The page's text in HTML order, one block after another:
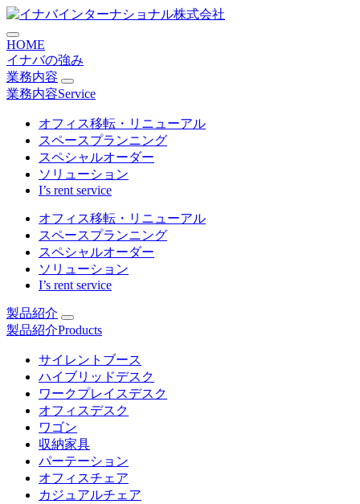
オフィスチェアSCIチェア
コ
ン
テ
ン
ツ
に
HOME
イナバの強み
業務内容
業務内容Service
オフィス移転・リニューアル
スペースプランニング
スペシャルオーダー
ソリューション
I’s rent service
オフィス移転・リニューアル
スペースプランニング
スペシャルオーダー
ソリューション
I’s rent service
製品紹介
製品紹介Products
サイレントブース
ハイブリッドデスク
ワークプレイスデスク
オフィスデスク
ワゴン
収納家具
パーテーション
オフィスチェア
カジュアルチェア